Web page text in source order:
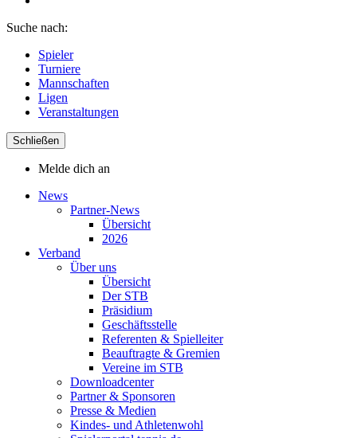
Suche nach:
Spieler
Turniere
Mannschaften
Ligen
Veranstaltungen
Schließen
Melde dich an
News
Partner-News
Übersicht
2026
Verband
Über uns
Übersicht
Der STB
Präsidium
Geschäftsstelle
Referenten & Spielleiter
Beauftragte & Gremien
Vereine im STB
Downloadcenter
Partner & Sponsoren
Presse & Medien
Kindes- und Athletenwohl